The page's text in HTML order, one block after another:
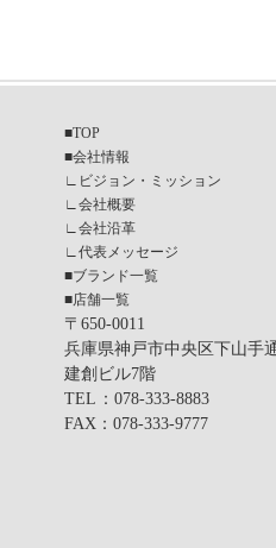
■TOP
■会社情報
∟
ビジョン・ミッション
∟ 会社概要
∟ 会社沿革
∟ 代表メッセージ
■ブランド一覧
■店舗一覧
〒650-0011
兵庫県神戸市中央区下山手
建創ビル7階
TEL ：078-333-8883
FAX ：078-333-9777